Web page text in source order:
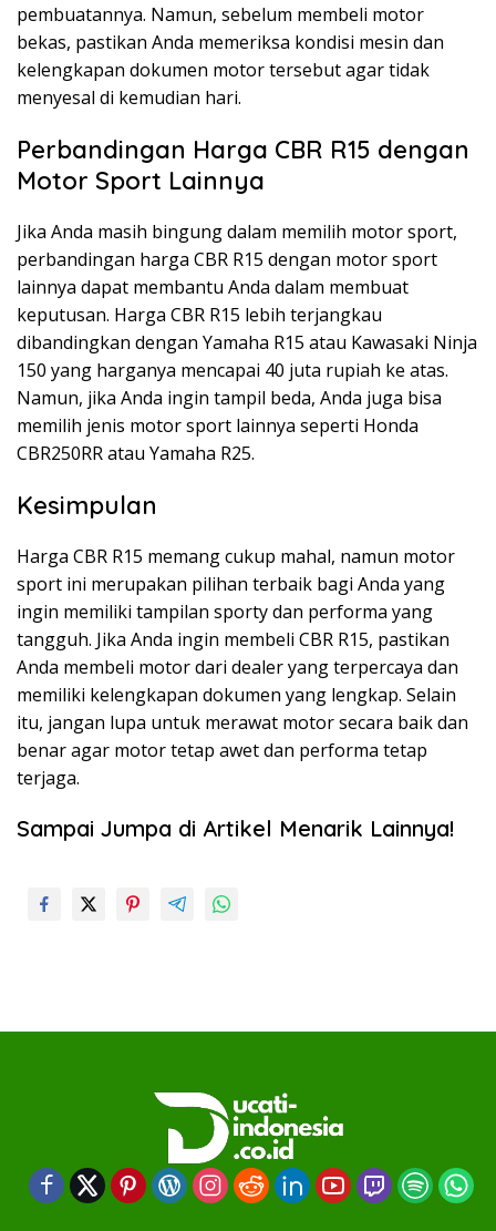
pembuatannya. Namun, sebelum membeli motor
bekas, pastikan Anda memeriksa kondisi mesin dan
kelengkapan dokumen motor tersebut agar tidak
menyesal di kemudian hari.
Perbandingan Harga CBR R15 dengan
Motor Sport Lainnya
Jika Anda masih bingung dalam memilih motor sport,
perbandingan harga CBR R15 dengan motor sport
lainnya dapat membantu Anda dalam membuat
keputusan. Harga CBR R15 lebih terjangkau
dibandingkan dengan Yamaha R15 atau Kawasaki Ninja
150 yang harganya mencapai 40 juta rupiah ke atas.
Namun, jika Anda ingin tampil beda, Anda juga bisa
memilih jenis motor sport lainnya seperti Honda
CBR250RR atau Yamaha R25.
Kesimpulan
Harga CBR R15 memang cukup mahal, namun motor
sport ini merupakan pilihan terbaik bagi Anda yang
ingin memiliki tampilan sporty dan performa yang
tangguh. Jika Anda ingin membeli CBR R15, pastikan
Anda membeli motor dari dealer yang terpercaya dan
memiliki kelengkapan dokumen yang lengkap. Selain
itu, jangan lupa untuk merawat motor secara baik dan
benar agar motor tetap awet dan performa tetap
terjaga.
Sampai Jumpa di Artikel Menarik Lainnya!